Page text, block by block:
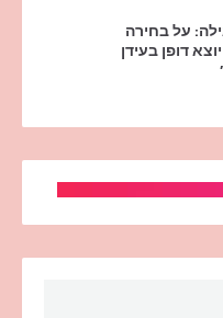
על בחירה
דופן בעידן